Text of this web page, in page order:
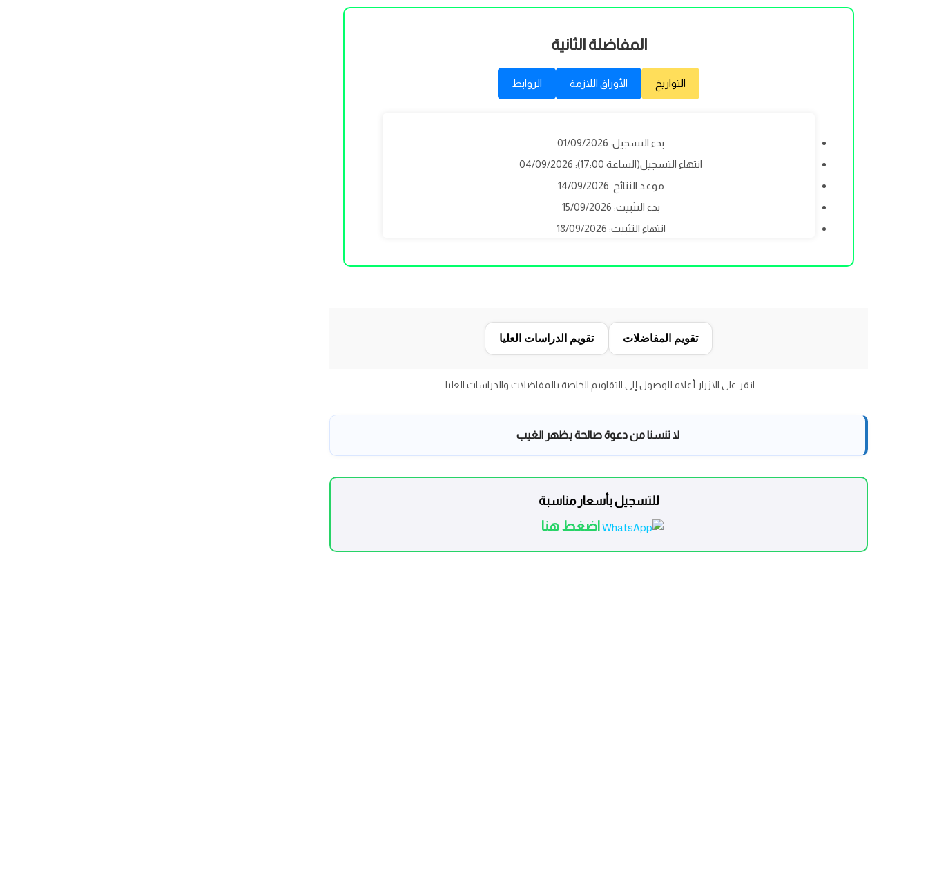
المفاضلة الثانية
التواريخ الأوراق اللازمة الروابط
بدء التسجيل: 01/09/2026
انتهاء التسجيل(الساعة 17:00): 04/09/2026
موعد النتائج: 14/09/2026
بدء التثبيت: 15/09/2026
انتهاء التثبيت: 18/09/2026
تقويم المفاضلات تقويم الدراسات العليا
انقر على الازرار أعلاه للوصول إلى التقاويم الخاصة بالمفاضلات والدراسات العليا.
لا تنسنا من دعوة صالحة بظهر الغيب
للتسجيل بأسعار مناسبة
اضغط هنا